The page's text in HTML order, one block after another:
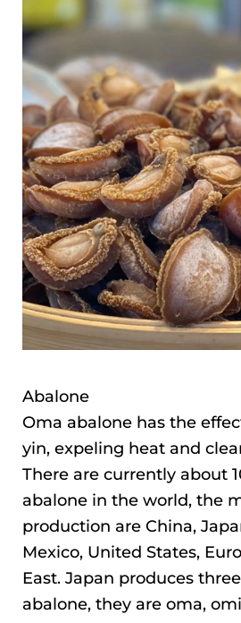
Abalone
Oma abalone has the
yin, expeling heat and
There are currently about
abalone in the world, the
production are China,
Mexico, United States,
East. Japan produces
abalone, they are oma,